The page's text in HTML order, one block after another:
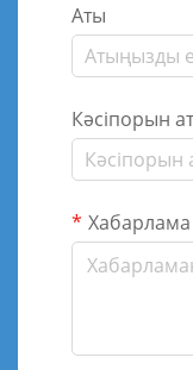
Аты
Кәсіпорын
Хабарлама